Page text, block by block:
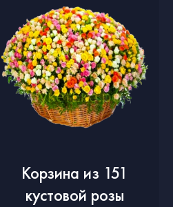
Корзина из 151
кустовой розы